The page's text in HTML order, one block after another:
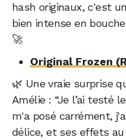
hash originaux, c'est
bien intense en
🚀
Original Frozen
🌿 Une vraie surprise
Amélie : “Je l’ai testé
m'a posé carrément,
délice, et ses effets